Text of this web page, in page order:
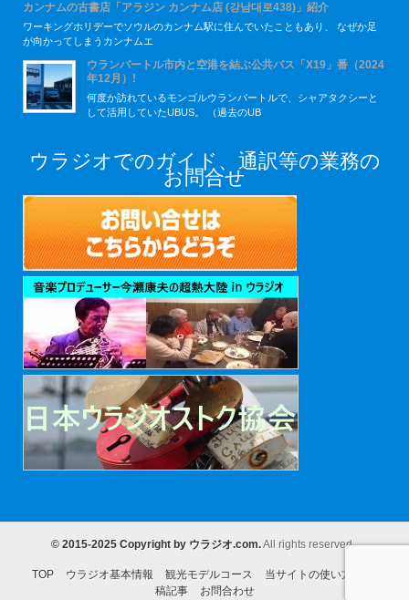
カンナムの古書店「アラジン カンナム店 (강남대로438)」紹介
ワーキングホリデーでソウルのカンナム駅に住んでいたこともあり、 なぜか足
が向かってしまうカンナムエ
ウランバートル市内と空港を結ぶ公共バス「X19」番（2024
年12月）!
何度か訪れているモンゴルウランバートルで、シャアタクシーと
して活用していたUBUS。 （過去のUB
ウラジオでのガイド、通訳等の業務の
お問合せ
© 2015-2025 Copyright by ウラジオ.com.All rights reserved.
TOP ウラジオ基本情報 観光モデルコース 当サイトの使い方
稿記事
お問合わせ